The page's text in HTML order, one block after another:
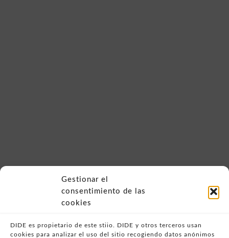
Gestionar el
consentimiento de las
cookies
DIDE es propietario de este stiio. DIDE y otros terceros usan
cookies para analizar el uso del sitio recogiendo datos anónimos